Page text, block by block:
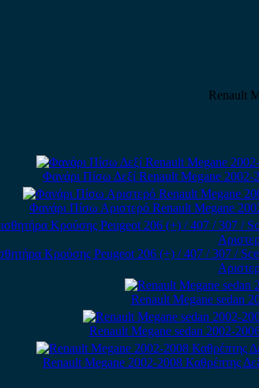
Renault
Φανάρι Πίσω Δεξί Renault Megane
Φανάρι Πίσω Αριστερό Renault Megane
Κρούσης Peugeot 206 (+) / 407 / 307 /
Renault Megane sedan
Renault Megane sedan 2002-
Renault Megane 2002-2008 Καθρέπτης